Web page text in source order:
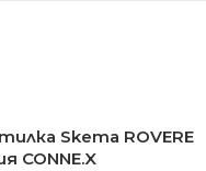
Skema ROVERE
CONNE.X